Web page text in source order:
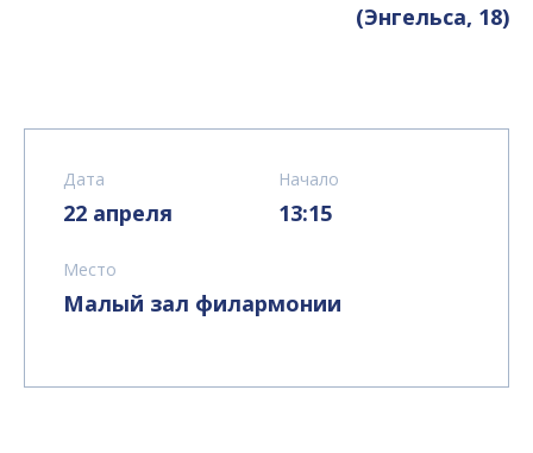
(Энгельса, 18)
Дата
22 апреля
Начало
13:15
Место
Малый зал филармонии